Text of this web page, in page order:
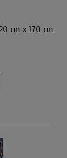
cm x 170 cm